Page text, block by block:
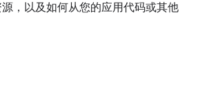
，以及如何从您的应用代码或其他